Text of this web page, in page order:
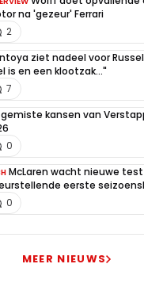
na 'gezeur' Ferrari
2
ziet nadeel voor
is en een klootzak..."
7
kansen van
0
McLaren wacht nieuwe
eerste
0
MEER NIEUWS